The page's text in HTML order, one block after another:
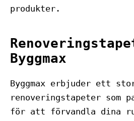
produkter.
Byggmax
Byggmax erbjuder ett
renoveringstapeter som
för att förvandla dina